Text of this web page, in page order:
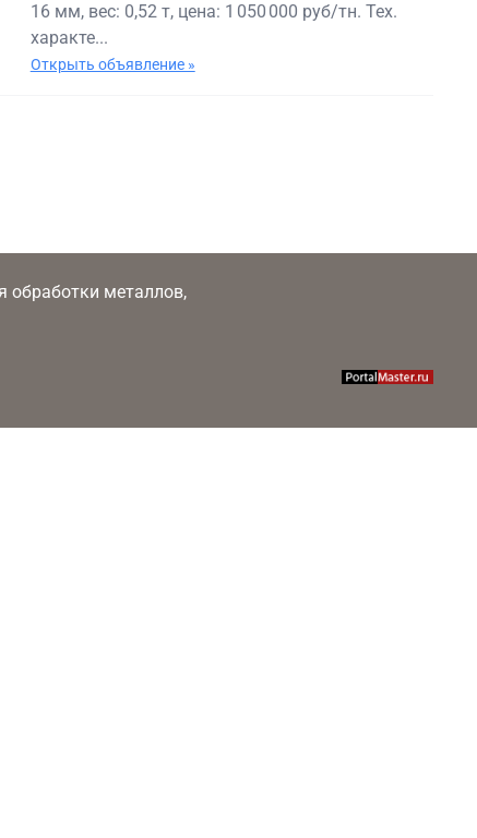
16 мм, вес: 0,52 т, цена: 1 050 000 руб/тн. Тех.
характе...
Открыть объявление »
обработки металлов,